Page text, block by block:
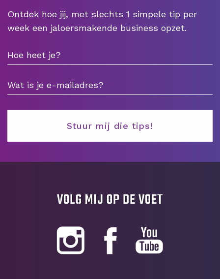
Ontdek hoe jij, met slechts 1 simpele tip per
week een jaloersmakende business opzet.
VOLG MIJ OP DE VOET